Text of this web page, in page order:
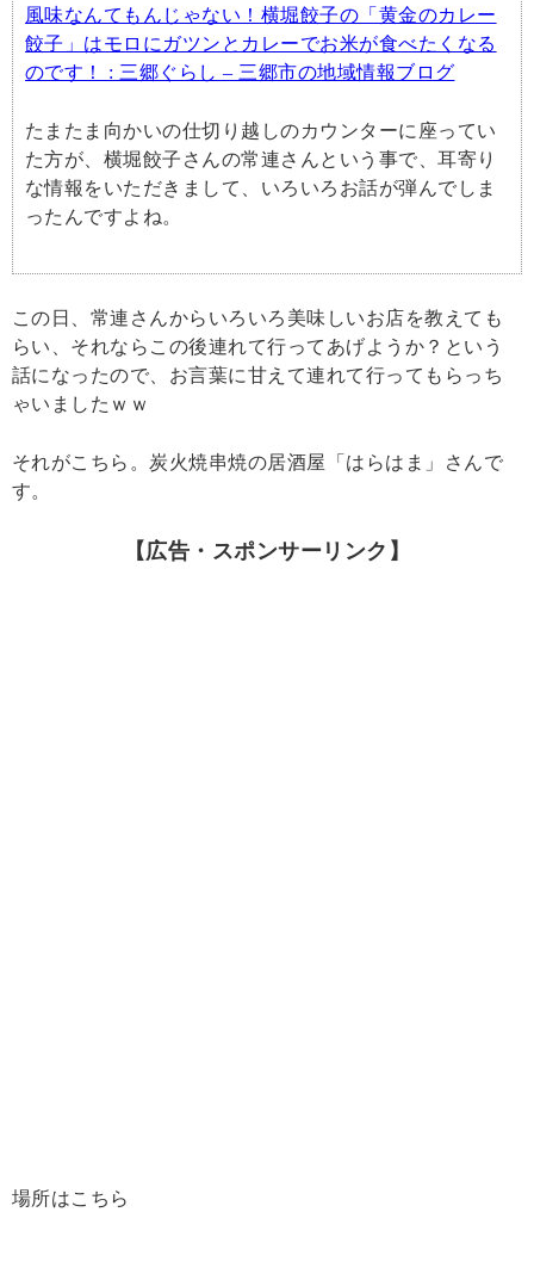
風味なんてもんじゃない！横堀餃子の「黄金のカレー
餃子」はモロにガツンとカレーでお米が食べたくなる
のです！ : 三郷ぐらし – 三郷市の地域情報ブログ
たまたま向かいの仕切り越しのカウンターに座ってい
た方が、横堀餃子さんの常連さんという事で、耳寄り
な情報をいただきまして、いろいろお話が弾んでしま
ったんですよね。
この日、常連さんからいろいろ美味しいお店を教えても
らい、それならこの後連れて行ってあげようか？という
話になったので、お言葉に甘えて連れて行ってもらっち
ゃいましたｗｗ
それがこちら。炭火焼串焼の居酒屋「はらはま」さんで
す。
【広告・スポンサーリンク】
場所はこちら